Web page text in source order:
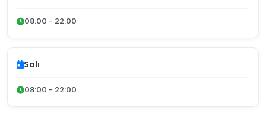
08:00 - 22:00
Salı
08:00 - 22:00